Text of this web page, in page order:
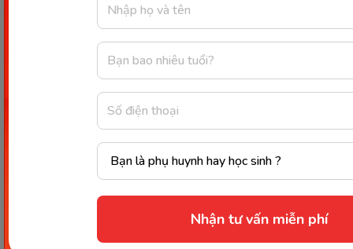
Nhận tư vấn miễn phí
chỉ có một
hoặc đặc
điểm nổi
nhất.
comes to
marketing.
Một điều
gì đó hoàn
toàn khác
những gì
I thought they
same issue, but